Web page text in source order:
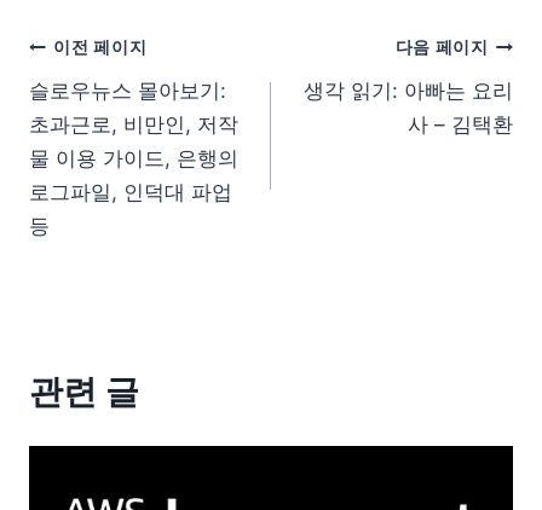
이전 페이지
슬로우뉴스 몰아보기:
초과근로, 비만인, 저작
물 이용 가이드, 은행의
로그파일, 인덕대 파업
등
다음 페이지
생각 읽기: 아빠는 요리
사 – 김택환
관련 글